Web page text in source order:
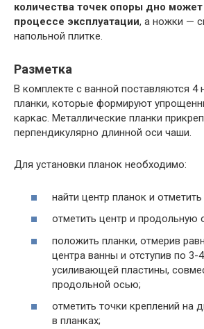
количества точек опоры дно может
процессе эксплуатации, а ножки —
напольной плитке.
Разметка
В комплекте с ванной поставляются 4
планки, которые формируют
каркас. Металлические планки
перпендикулярно длинной оси чаши.
Для установки планок необходимо:
найти центр планок и
отметить центр и продольную
положить планки, отмерив
центра ванны и отступив по 3-
усиливающей пластины,
продольной осью;
отметить точки креплений на
в планках;